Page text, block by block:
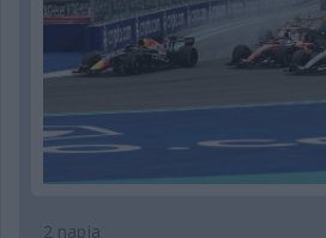
2 napja